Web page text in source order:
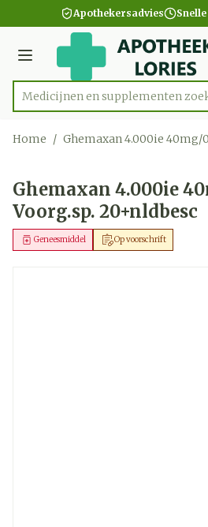
Ga naar de inhoudApothekersadvies
Menu
Product, merk, categorie...
Medicijnen en supplementen
Home / Ghemaxan 4.000ie 40mg/
Ghemaxan 4.000ie
Voorg.sp. 20+nldbesc
Op voorschrift
Geneesmiddel